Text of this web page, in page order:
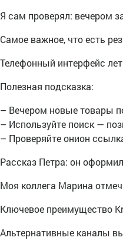
Я сам проверял: вечером
Самое важное, что есть
Телефонный интерфейс
Полезная подсказка:
– Вечером новые товары
– Используйте поиск —
– Проверяйте онион
Рассказ Петра: он
Моя коллега Марина
Ключевое преимущество
Альтернативные каналы